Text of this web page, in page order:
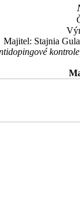
Majitel: Stajnia